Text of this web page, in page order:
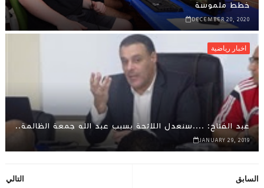
خطط ملموسة
DECEMBER 20, 2020
اخبار رياضية
عبد الفتاح: ....سنعدل اللائحة بسبب عبد الله جمعة الظالمة..
JANUARY 29, 2019
التالي السابق